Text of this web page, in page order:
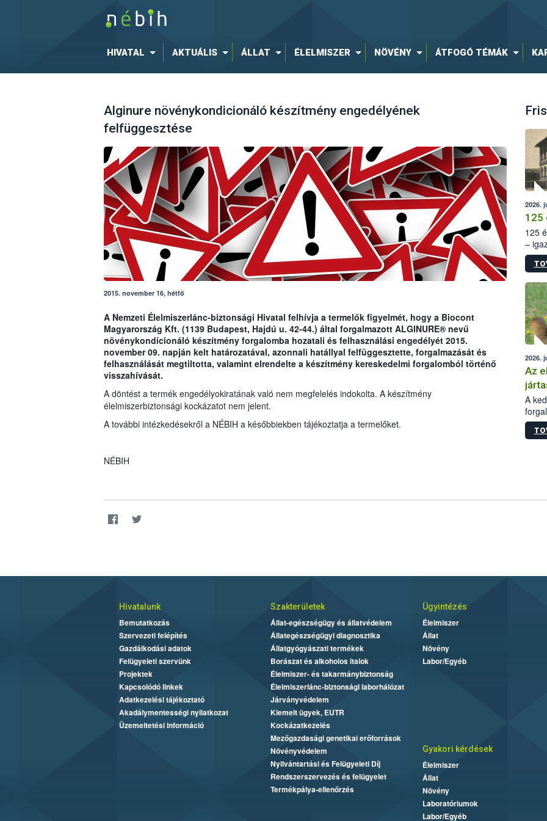
HIVATAL AKTUÁLIS ÁLLAT ÉLELMISZER NÖVÉNY ÁTFOGÓ TÉMÁK
Alginure növénykondicionáló készítmény engedélyének
felfüggesztése
2015. november 16, hétfő
A Nemzeti Élelmiszerlánc-biztonsági Hivatal felhívja a termelők figyelmét, hogy a Biocont
Magyarország Kft. (1139 Budapest, Hajdú u. 42-44.) által forgalmazott ALGINURE® nevű
növénykondícionáló készítmény forgalomba hozatali és felhasználási engedélyét 2015.
november 09. napján kelt határozatával, azonnali hatállyal felfüggesztette, forgalmazását és
felhasználását megtiltotta, valamint elrendelte a készítmény kereskedelmi forgalomból történő
visszahívását.
A döntést a termék engedélyokiratának való nem megfelelés indokolta. A készítmény
élelmiszerbiztonsági kockázatot nem jelent.
A további intézkedésekről a NÉBIH a későbbiekben tájékoztatja a termelőket.
NÉBIH
2026.
125
125
–
15.
2026.
Az
A
Hivatalunk
Bemutatkozás
Szervezeti felépítés
Gazdálkodási adatok
Felügyeleti szervünk
Projektek
Kapcsolódó linkek
Adatkezelési tájékoztató
Akadálymentességi nyilatkozat
Üzemeltetési információ
Szakterületek
Állat-egészségügy és állatvédelem
Állategészségügyi diagnosztika
Állatgyógyászati termékek
Borászat és alkoholos italok
Élelmiszer- és takarmánybiztonság
Élelmiszerlánc-biztonsági laborhálózat
Járványvédelem
Kiemelt ügyek, EUTR
Kockázatkezelés
Mezőgazdasági genetikai erőforrások
Növényvédelem
Nyilvántartási és Felügyeleti Díj
Rendszerszervezés és felügyelet
Termékpálya-ellenőrzés
Ügyintézés
Élelmiszer
Állat
Növény
Labor/Egyéb
Gyakori kérdések
Élelmiszer
Állat
Növény
Laboratóriumok
Labor/Egyéb